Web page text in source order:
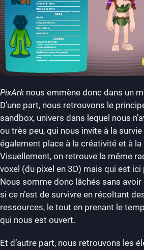
PixArknous emmène donc dans un
D’une part, nous retrouvons le
sandbox, univers dans lequel nous
ou très peu, qui nous invite à la
également place à la créativité et à
Visuellement, on retrouve la même
voxel (du pixel en 3D) mais qui est
Nous somme donc lâchés sans avoir
si ce n’est de survivre en récoltant
ressources, le tout en prenant le
qui nous est ouvert.
Et d’autre part, nous retrouvons les